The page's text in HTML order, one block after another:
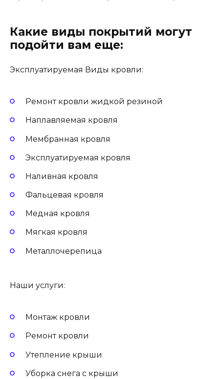
Какие виды покрытий могут
подойти вам еще:
Эксплуатируемая Виды кровли:
Ремонт кровли жидкой резиной
Наплавляемая кровля
Мембранная кровля
Эксплуатируемая кровля
Наливная кровля
Фальцевая кровля
Медная кровля
Мягкая кровля
Металлочерепица
Наши услуги:
Монтаж кровли
Ремонт кровли
Утепление крыши
Уборка снега с крыши